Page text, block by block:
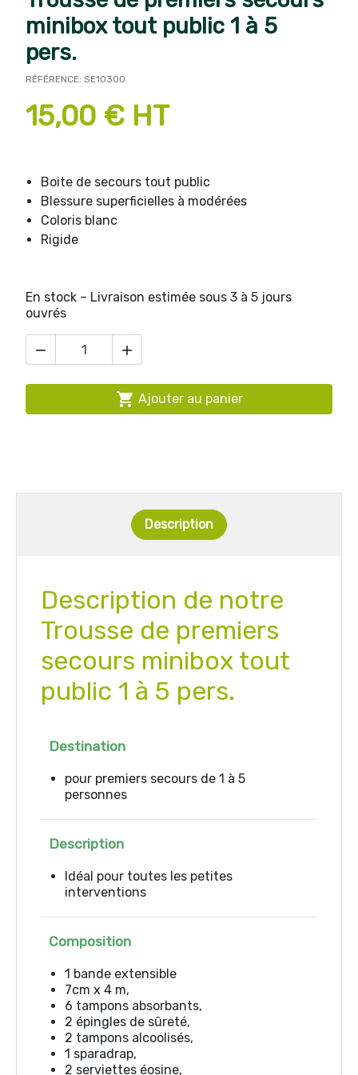
minibox tout public 1 à 5
pers.
RÉFÉRENCE: SE10300
15,00 € HT
Boite de secours tout public
Blessure superficielles à modérées
Coloris blanc
Rigide
En stock – Livraison estimée sous 3 à 5 jours
ouvrés
 
 Ajouter au panier
Description
Description de notre
Trousse de premiers
secours minibox tout
public 1 à 5 pers.
Destination
pour premiers secours de 1 à 5
personnes
Description
Idéal pour toutes les petites
interventions
Composition
1 bande extensible
7cm x 4 m,
6 tampons absorbants,
2 épingles de sûreté,
2 tampons alcoolisés,
1 sparadrap,
2 serviettes éosine,